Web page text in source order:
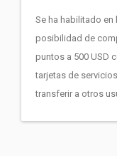
Se ha habilitado en
posibilidad de
puntos a 500 USD
tarjetas de
transferir a otros